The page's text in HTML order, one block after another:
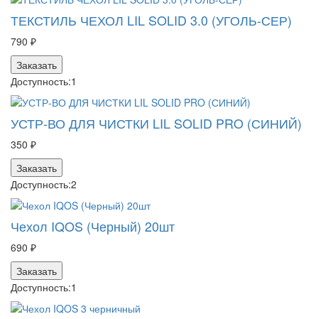
ТЕКСТИЛЬ ЧЕХОЛ LIL SOLID 3.0 (УГОЛЬ-СЕР)
790 ₽
Заказать
Доступность:1
УСТР-ВО ДЛЯ ЧИСТКИ LIL SOLID PRO (СИНИЙ)
350 ₽
Заказать
Доступность:2
Чехол IQOS (Черный) 20шт
690 ₽
Заказать
Доступность:1